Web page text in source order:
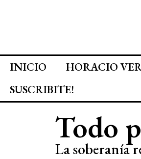
INICIO HORACIO
SUSCRIBITE!
Todo
La soberanía